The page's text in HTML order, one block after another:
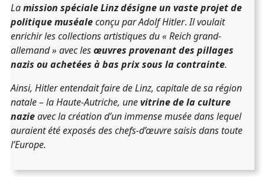
Lamission spéciale Linz désigne un vaste projet de
politique muséaleconçu par Adolf Hitler.Il voulait
enrichir les collections artistiques du « Reich grand-
allemand » avec lesœuvres provenant des pillages
nazis ou achetées à bas prix sous la contrainte.
Ainsi, Hitler entendait faire de Linz, capitale de sa région
natale – la Haute-Autriche, unevitrine de la culture
nazieavec la création d’un immense musée dans lequel
auraient été exposés des chefs-d’œuvre saisis dans toute
l’Europe.